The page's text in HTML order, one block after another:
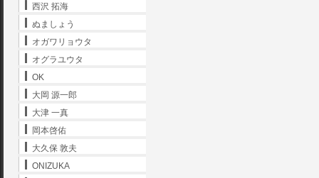
西沢 拓海
ぬましょう
オガワリョウタ
オグラユウタ
OK
大岡 源一郎
大津 一真
岡本啓佑
大久保 敦夫
ONIZUKA